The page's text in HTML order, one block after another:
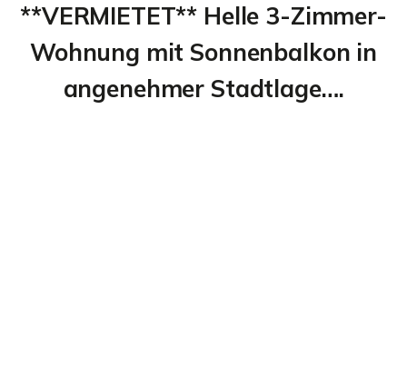
**VERMIETET** Helle 3-Zimmer-
Wohnung mit Sonnenbalkon in
angenehmer Stadtlage….